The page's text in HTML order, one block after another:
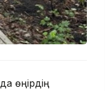
өңірдің